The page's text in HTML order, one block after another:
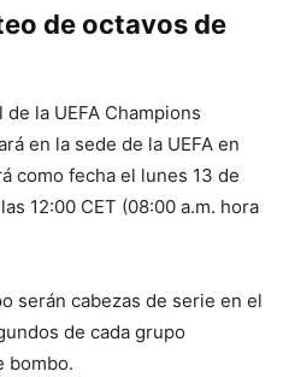
de octavos de
la UEFA Champions
en la sede de la UEFA en
como fecha el lunes 13 de
12:00 CET (08:00 a.m. hora
serán cabezas de serie en el
de cada grupo
bombo.